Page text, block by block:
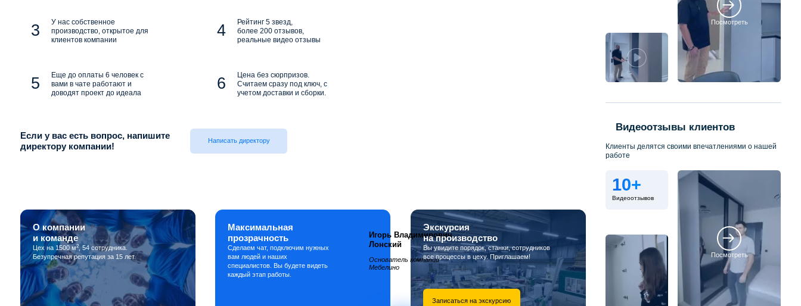
У нас собственное
производство, открытое для
клиентов компании
Рейтинг 5 звезд,
более 200 отзывов,
реальные видео отзывы
Еще до оплаты 6 человек с
вами в чате работают и
доводят проект до идеала
Цена без сюрпризов.
Считаем сразу под ключ, с
учетом доставки и сборки.
Если у вас есть вопрос, напишите
директору компании!
Написать директору
Игорь Владимирович
Лонский
Основатель компании
Мебелино
О компании
и команде
Цех на 1500 м2, 54 сотрудника.
Безупречная репутация за 15 лет.
Максимальная
прозрачность
Сделаем чат, подключим нужных
вам людей и наших
специалистов. Вы будете видеть
каждый этап работы.
Экскурсия
на производство
Вы увидите порядок, станки, сотрудников
все процессы в цеху. Приглашаем!
Записаться на экскурсию
Посмотреть
Видеоотзывы клиентов
Клиенты делятся своими впечатлениями о нашей
работе
10+
Видеоотзывов
Посмотреть